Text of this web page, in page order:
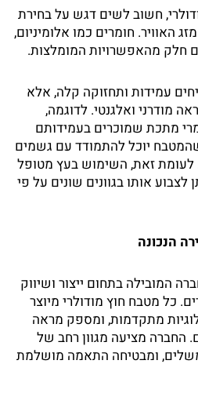
חשוב לשים דגש על בחירת
האוויר. חומרים כמו אלומיניום,
חלק מהאפשרויות המומלצות.
עמידות ותחזוקה קלה, אלא
מודרני ואלגנטי. לדוגמה,
מתכת שמוכרים בעמידותם
יוכל להתמודד עם גשמים
לעומת זאת, השימוש בעץ מטופל
לצבוע אותו בגוונים שונים על פי
הנכונה
המובילה בתחום ייצור ושיווק
כל מטבח חוץ מודולרי מיוצר
מתקדמות, ומספק מראה
החברה מציעה מגוון רחב של
משלים, ומבטיחה התאמה מושלמת